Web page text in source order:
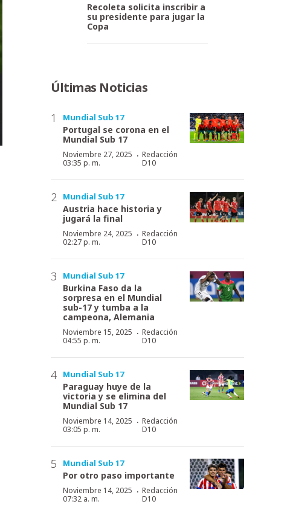
Recoleta solicita inscribir a
su presidente para jugar la
Copa
Últimas Noticias
Mundial Sub 17
Portugal se corona en el
Mundial Sub 17
Noviembre 27, 2025
03:35 p. m.
· Redacción
D10
Mundial Sub 17
Austria hace historia y
jugará la final
Noviembre 24, 2025
02:27 p. m.
· Redacción
D10
Mundial Sub 17
Burkina Faso da la
sorpresa en el Mundial
sub-17 y tumba a la
campeona, Alemania
Noviembre 15, 2025
04:55 p. m.
· Redacción
D10
Mundial Sub 17
Paraguay huye de la
victoria y se elimina del
Mundial Sub 17
Noviembre 14, 2025
03:05 p. m.
· Redacción
D10
Mundial Sub 17
Por otro paso importante
Noviembre 14, 2025
07:32 a. m.
· Redacción
D10